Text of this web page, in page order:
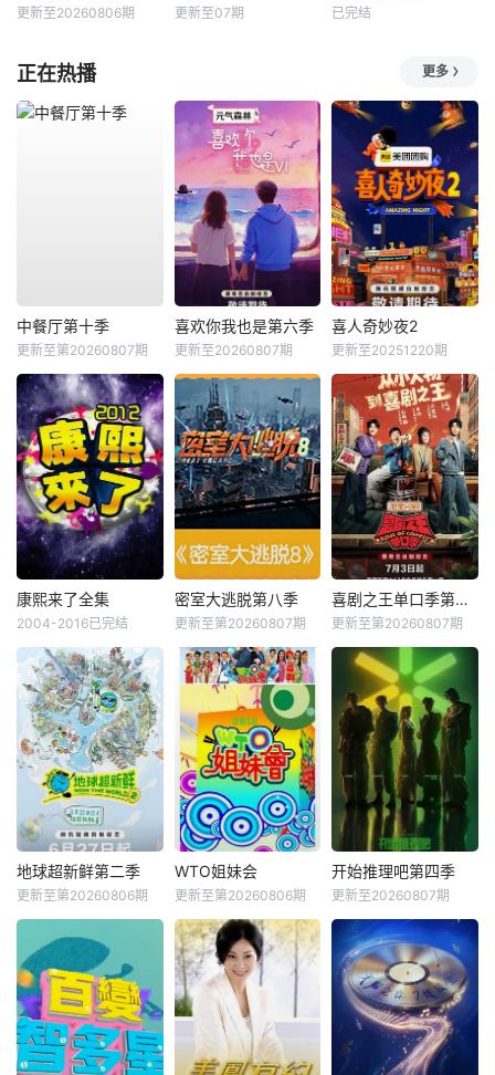
更新至20260806期 更新至07期 已完结
正在热播 更多
中餐厅第十季
更新至第20260807期
喜欢你我也是第六季
更新至20260807期
喜人奇妙夜2
更新至20251220期
康熙来了全集
2004-2016已完结
密室大逃脱第八季
更新至第20260807期
喜剧之王单口季第三季
更新至第20260807期
地球超新鲜第二季
更新至第20260806期
WTO姐妹会
更新至第20260806期
开始推理吧第四季
更新至20260807期